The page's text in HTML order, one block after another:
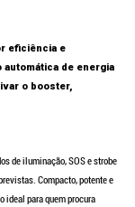
eficiência e
automática de energia
o booster,
de iluminação, SOS e strobe
Compacto, potente e
ideal para quem procura